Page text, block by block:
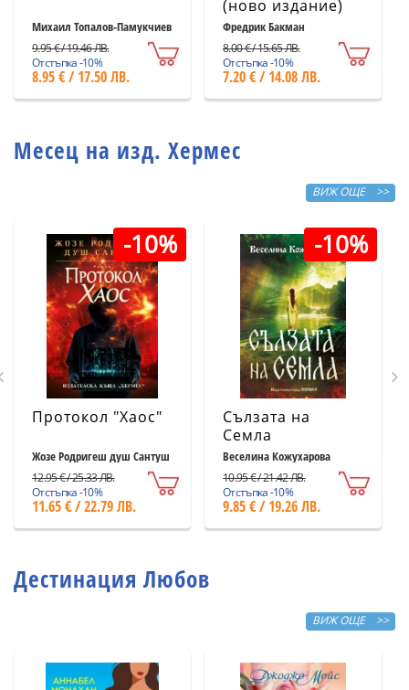
Михаил Топалов-Памукчиев
9.95 € / 19.46 ЛВ.
Отстъпка -10%
8.95 € / 17.50 ЛВ.
(ново издание)
Фредрик Бакман
8.00 € / 15.65 ЛВ.
Отстъпка -10%
7.20 € / 14.08 ЛВ.
Месец на изд. Хермес
ВИЖ ОЩЕ >>
-10%
Протокол "Хаос"
Жозе Родригеш душ Сантуш
12.95 € / 25.33 ЛВ.
Отстъпка -10%
11.65 € / 22.79 ЛВ.
-10%
Сълзата на
Семла
Веселина Кожухарова
10.95 € / 21.42 ЛВ.
Отстъпка -10%
9.85 € / 19.26 ЛВ.
Дестинация Любов
ВИЖ ОЩЕ >>